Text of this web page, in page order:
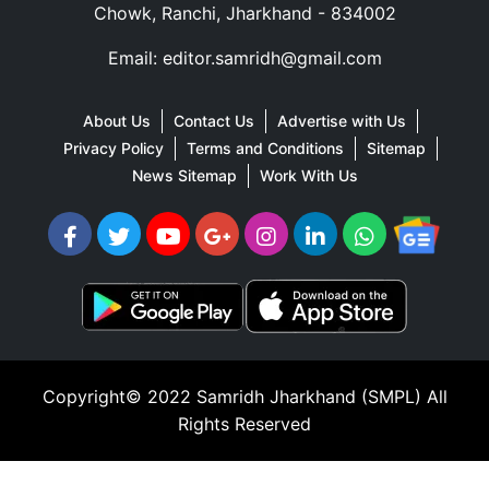
Chowk, Ranchi, Jharkhand - 834002
Email: editor.samridh@gmail.com
About Us Contact Us
Advertise with Us
Privacy Policy
Terms and Conditions
Sitemap
News Sitemap
Work With Us
Copyright© 2022 Samridh Jharkhand (SMPL) All
Rights Reserved